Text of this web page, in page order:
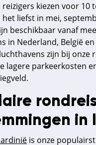
reizigers kiezen voor 10
liefst in mei,
beschikbaar vanaf
in Nederland, België
zijn bij onze
lagere parkeerkosten
in
is onze